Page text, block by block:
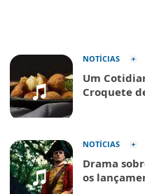
NOTÍCIAS
Um
Croquete
NOTÍCIAS
Drama
os